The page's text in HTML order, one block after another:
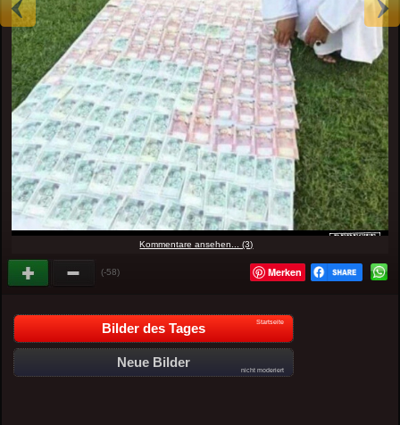
Kommentare ansehen... (3)
(-58) Merken
Bilder des Tages Startseite
Neue Bilder
nicht moderiert